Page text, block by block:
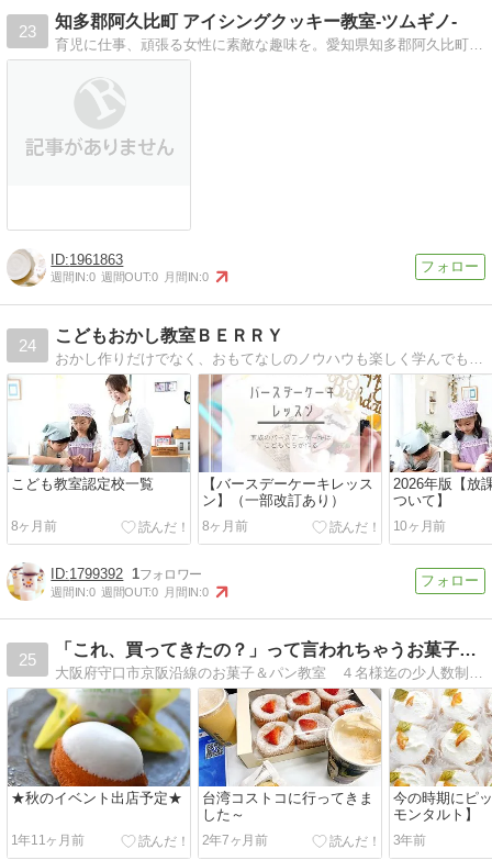
23
知多郡阿久比町 アイシングクッキー教室-ツムギノ-
育児に仕事、頑張る女性に素敵な趣味を。愛知県知多郡阿久比町にてアイシングクッキー教室開講しています！子連れ大歓迎！
1961863
週間IN:0 週間OUT:0 月間IN:0
24
こどもおかし教室ＢＥＲＲＹ
こども教室認定校一覧
8ヶ月前
【バースデーケーキレッス
ン】（一部改訂あり）
8ヶ月前
2026年版【放
ついて】
10ヶ月前
1799392 1
週間IN:0 週間OUT:0 月間IN:0
25
「これ、買ってきたの？」って言われちゃうお菓子＆パン教室
★秋のイベント出店予定★
1年11ヶ月前
台湾コストコに行ってきま
した～
2年7ヶ月前
今の時期にピ
モンタルト】
3年前